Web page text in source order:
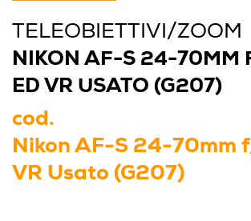
TELEOBIETTIVI/ZOOM
NIKON AF-S 24-70MM
ED VR USATO (G207)
cod.
Nikon AF-S 24-70mm
VR Usato (G207)